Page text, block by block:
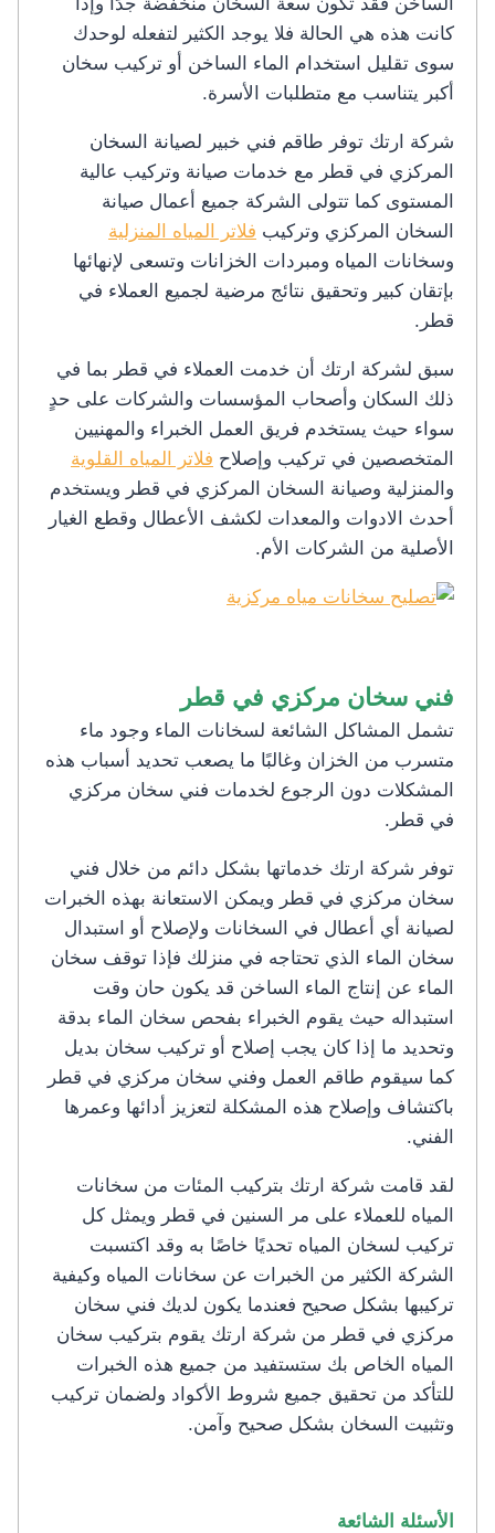
كانت هذه هي الحالة فلا يوجد الكثير لتفعله لوحدك
سوى تقليل استخدام الماء الساخن أو تركيب سخان
أكبر يتناسب مع متطلبات الأسرة.
شركة ارتك توفر طاقم فني خبير لصيانة السخان
المركزي في قطر مع خدمات صيانة وتركيب عالية
المستوى كما تتولى الشركة جميع أعمال صيانة
السخان المركزي وتركيب فلاتر المياه المنزلية
وسخانات المياه ومبردات الخزانات وتسعى لإنهائها
بإتقان كبير وتحقيق نتائج مرضية لجميع العملاء في
قطر.
سبق لشركة ارتك أن خدمت العملاء في قطر بما في
ذلك السكان وأصحاب المؤسسات والشركات على حدٍ
سواء حيث يستخدم فريق العمل الخبراء والمهنيين
المتخصصين في تركيب وإصلاح فلاتر المياه القلوية
والمنزلية وصيانة السخان المركزي في قطر ويستخدم
أحدث الادوات والمعدات لكشف الأعطال وقطع الغيار
الأصلية من الشركات الأم.
فني سخان مركزي في قطر
تشمل المشاكل الشائعة لسخانات الماء وجود ماء
متسرب من الخزان وغالبًا ما يصعب تحديد أسباب هذه
المشكلات دون الرجوع لخدمات فني سخان مركزي
في قطر.
توفر شركة ارتك خدماتها بشكل دائم من خلال فني
سخان مركزي في قطر ويمكن الاستعانة بهذه الخبرات
لصيانة أي أعطال في السخانات ولإصلاح أو استبدال
سخان الماء الذي تحتاجه في منزلك فإذا توقف سخان
الماء عن إنتاج الماء الساخن قد يكون حان وقت
استبداله حيث يقوم الخبراء بفحص سخان الماء بدقة
وتحديد ما إذا كان يجب إصلاح أو تركيب سخان بديل
كما سيقوم طاقم العمل وفني سخان مركزي في قطر
باكتشاف وإصلاح هذه المشكلة لتعزيز أدائها وعمرها
الفني.
لقد قامت شركة ارتك بتركيب المئات من سخانات
المياه للعملاء على مر السنين في قطر ويمثل كل
تركيب لسخان المياه تحديًا خاصًا به وقد اكتسبت
الشركة الكثير من الخبرات عن سخانات المياه وكيفية
تركيبها بشكل صحيح فعندما يكون لديك فني سخان
مركزي في قطر من شركة ارتك يقوم بتركيب سخان
المياه الخاص بك ستستفيد من جميع هذه الخبرات
للتأكد من تحقيق جميع شروط الأكواد ولضمان تركيب
وتثبيت السخان بشكل صحيح وآمن.
الأسئلة الشائعة